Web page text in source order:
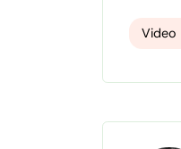
Video